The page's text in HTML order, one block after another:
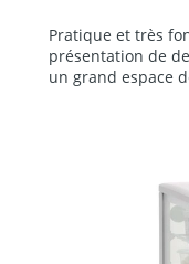
Pratique et très
présentation de
un grand espace